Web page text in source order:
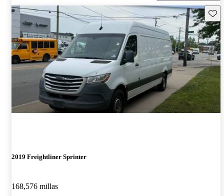
2019 Freightliner Sprinter
168,576 millas